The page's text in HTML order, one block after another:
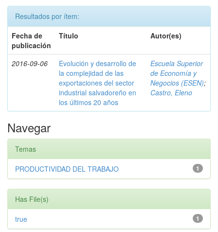
Resultados por ítem:
Fecha de
publicación
Título Autor(es)
2016-09-06
Evolución y desarrollo de
la complejidad de las
exportaciones del sector
industrial salvadoreño en
los últimos 20 años
Escuela Superior
de Economía y
Negocios (ESEN);
Castro, Eleno
Navegar
Temas
1
PRODUCTIVIDAD DEL TRABAJO
Has File(s)
1
true